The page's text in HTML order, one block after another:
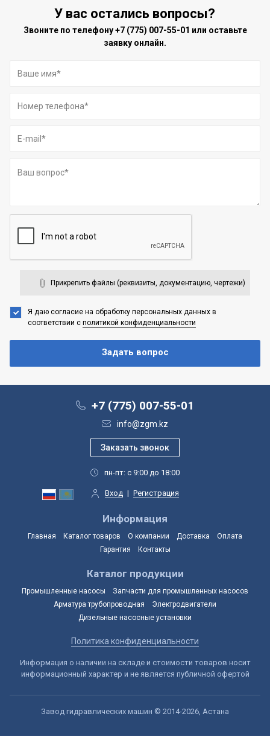
У вас остались вопросы?
Звоните по телефону+7 (775) 007-55-01 или оставьте
заявку онлайн.
Прикрепить файлы (реквизиты, документацию, чертежи)
Я даю согласие на обработку персональных данных в
соответствии с политикой конфиденциальности
+7 (775) 007-55-01
info@zgm.kz
пн-пт: с 9:00 до 18:00
Вход | Регистрация
Информация
Главная Каталог товаров О компании Доставка
Оплата
Гарантия
Контакты
Каталог продукции
Промышленные насосы
Запчасти для промышленных насосов
Арматура трубопроводная
Электродвигатели
Дизельные насосные установки
Политика конфиденциальности
Информация о наличии на складе и стоимости товаров носит
информационный характер и не является публичной офертой
Завод гидравлических машин © 2014-2026, Астана